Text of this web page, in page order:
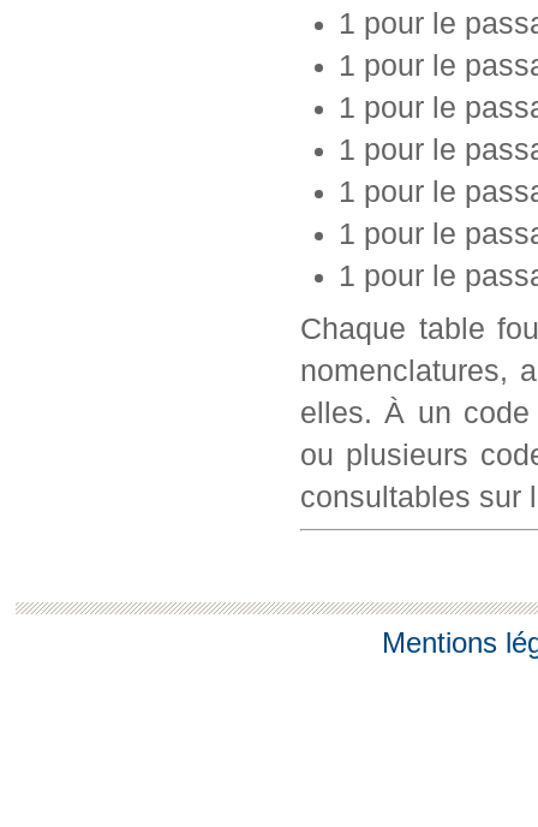
1 pour le
1 pour le
1 pour le
1 pour le
1 pour le
1 pour le
1 pour le
Chaque table
nomenclatures,
elles. À un code
ou plusieurs
consultables sur
Mentions